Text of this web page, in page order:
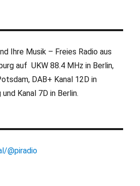
Ihre Musik – Freies Radio aus
auf UKW 88.4 MHz in Berlin,
DAB+ Kanal 12D in
Kanal 7D in Berlin.
@piradio